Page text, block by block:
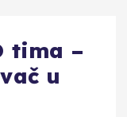
tima –
u